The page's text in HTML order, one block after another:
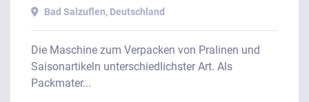
Bad Salzuflen, Deutschland
Die Maschine zum Verpacken von Pralinen und
Saisonartikeln unterschiedlichster Art. Als
Packmater...